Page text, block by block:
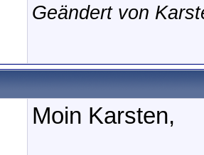
Geändert von
Moin Karsten,